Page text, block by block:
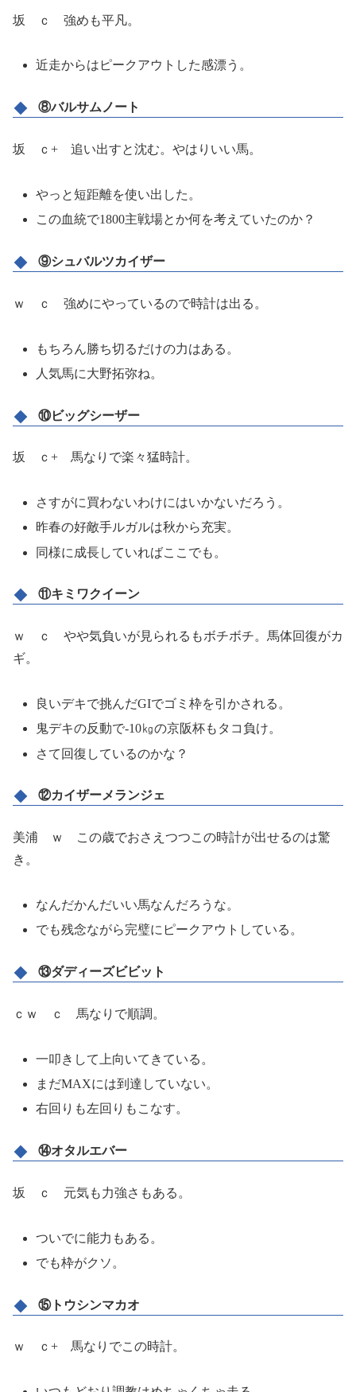
坂 ｃ 強めも平凡。
近走からはピークアウトした感漂う。
⑧バルサムノート
坂 ｃ+ 追い出すと沈む。やはりいい馬。
やっと短距離を使い出した。
この血統で1800主戦場とか何を考えていたのか？
⑨シュバルツカイザー
ｗ ｃ 強めにやっているので時計は出る。
もちろん勝ち切るだけの力はある。
人気馬に大野拓弥ね。
⑩ビッグシーザー
坂 ｃ+ 馬なりで楽々猛時計。
さすがに買わないわけにはいかないだろう。
昨春の好敵手ルガルは秋から充実。
同様に成長していればここでも。
⑪キミワクイーン
ｗ ｃ やや気負いが見られるもボチボチ。馬体回復がカ
ギ。
良いデキで挑んだGIでゴミ枠を引かされる。
鬼デキの反動で-10㎏の京阪杯もタコ負け。
さて回復しているのかな？
⑫カイザーメランジェ
美浦 ｗ この歳でおさえつつこの時計が出せるのは驚
き。
なんだかんだいい馬なんだろうな。
でも残念ながら完璧にピークアウトしている。
⑬ダディーズビビット
ｃｗ ｃ 馬なりで順調。
一叩きして上向いてきている。
まだMAXには到達していない。
右回りも左回りもこなす。
⑭オタルエバー
坂 ｃ 元気も力強さもある。
ついでに能力もある。
でも枠がクソ。
⑮トウシンマカオ
ｗ ｃ+ 馬なりでこの時計。